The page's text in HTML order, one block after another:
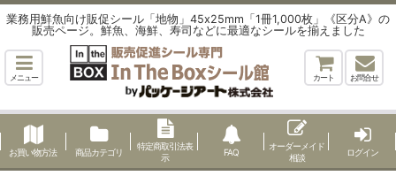
業務用鮮魚向け販促シール「地物」45x25mm「1冊1,000枚」《区分A》の
販売ページ。鮮魚、海鮮、寿司などに最適なシールを揃えました
メニュー カート お問合せ
お買い物方法 商品カテゴリ
特定商取引法表
示
FAQ
オーダーメイド
相談
ログイン